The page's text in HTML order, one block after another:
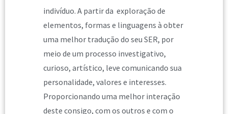
indivíduo. A partir da exploração de
elementos, formas e linguagens à obter
uma melhor tradução do seu SER, por
meio de um processo investigativo,
curioso, artístico, leve comunicando sua
personalidade, valores e interesses.
Proporcionando uma melhor interação
deste consigo, com os outros e com o